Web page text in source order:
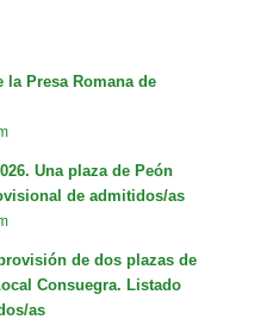
la Presa Romana de
Una plaza de Peón
de admitidos/as
de dos plazas de
Consuegra. Listado
as